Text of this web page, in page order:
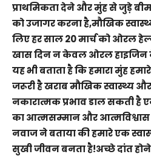
प्राथमिकता देने और मुंह से जुड़े
को उजागर करना है,मौखिक
लिए हर साल 20 मार्च को ओरल
खास दिन न केवल ओरल हाइजिन
यह भी बताता है कि हमारा मुंह
जरूरी है खराब मौखिक स्वास्थ्य
नकारात्मक प्रभाव डाल सकती है
का आत्मसम्मान और आत्मविश्वास
नवाज ने बताया की हमारे एक
सुखी जीवन बनता है!अच्छे दांत